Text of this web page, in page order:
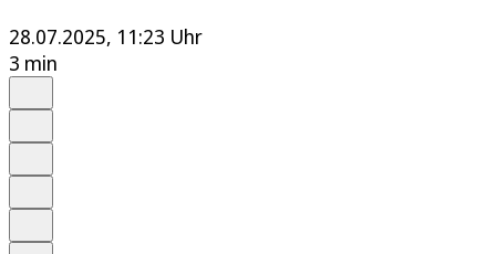
28.07.2025, 11:23 Uhr
3 min